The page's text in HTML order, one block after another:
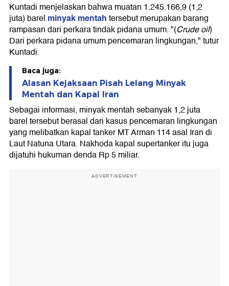
Kuntadi menjelaskan bahwa muatan 1.245.166,9 (1,2
juta) barel minyak mentahtersebut merupakan barang
rampasan dari perkara tindak pidana umum. "(Crude oil)
Dari perkara pidana umum pencemaran lingkungan," tutur
Kuntadi.
Baca juga:
Alasan Kejaksaan Pisah Lelang Minyak
Mentah dan Kapal Iran
Sebagai informasi, minyak mentah sebanyak 1,2 juta
barel tersebut berasal dari kasus pencemaran lingkungan
yang melibatkan kapal tanker MT Arman 114 asal Iran di
Laut Natuna Utara. Nakhoda kapal supertanker itu juga
dijatuhi hukuman denda Rp 5 miliar.
ADVERTISEMENT